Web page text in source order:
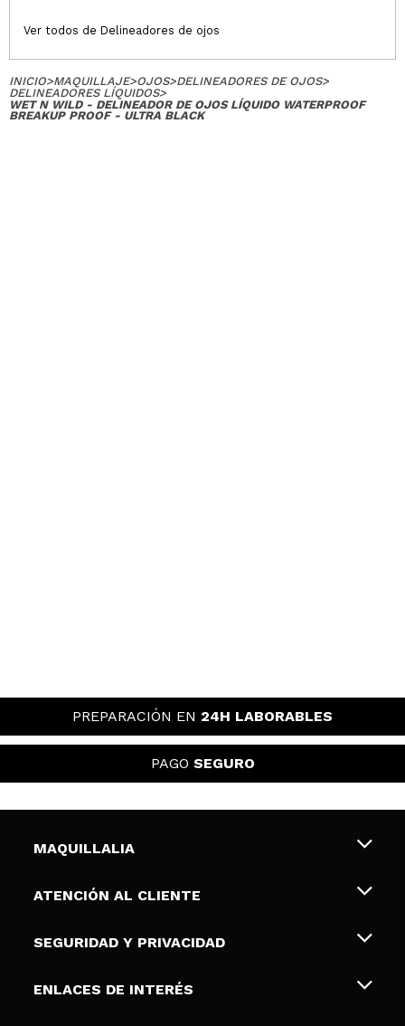
Ver todos de Delineadores de ojos
INICIO>MAQUILLAJE>OJOS>DELINEADORES DE OJOS>
DELINEADORES LÍQUIDOS>
WET N WILD - DELINEADOR DE OJOS LÍQUIDO WATERPROOF
BREAKUP PROOF - ULTRA BLACK
PREPARACIÓN EN 24H LABORABLES
PAGO SEGURO
MAQUILLALIA
Sobre nosotros
Tarjetas de Regalo
ATENCIÓN AL CLIENTE
Envíos y devoluciones
Formas de pago
SEGURIDAD Y PRIVACIDAD
Terminos y condiciones de uso
ENLACES DE INTERÉS